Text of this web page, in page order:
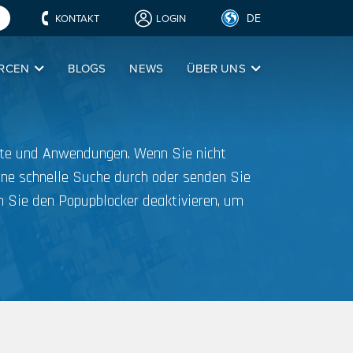
KONTAKT LOGIN DE
BLOGS NEWS ÜBER UNS
und Anwendungen. Wenn Sie nicht
schnelle Suche durch oder senden Sie
den Popupblocker deaktivieren, um